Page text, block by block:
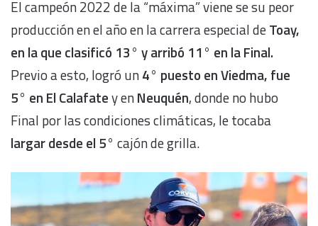
El campeón 2022 de la “máxima” viene se su peor
producción en el año en la carrera especial deToay,
en la que clasificó 13° y arribó 11° en la Final.
Previo a esto, logró un4° puesto en Viedma, fue
5° en El Calafatey enNeuquén, donde no hubo
Final por las condiciones climáticas, le tocaba
largar desde el 5° cajón de grilla.